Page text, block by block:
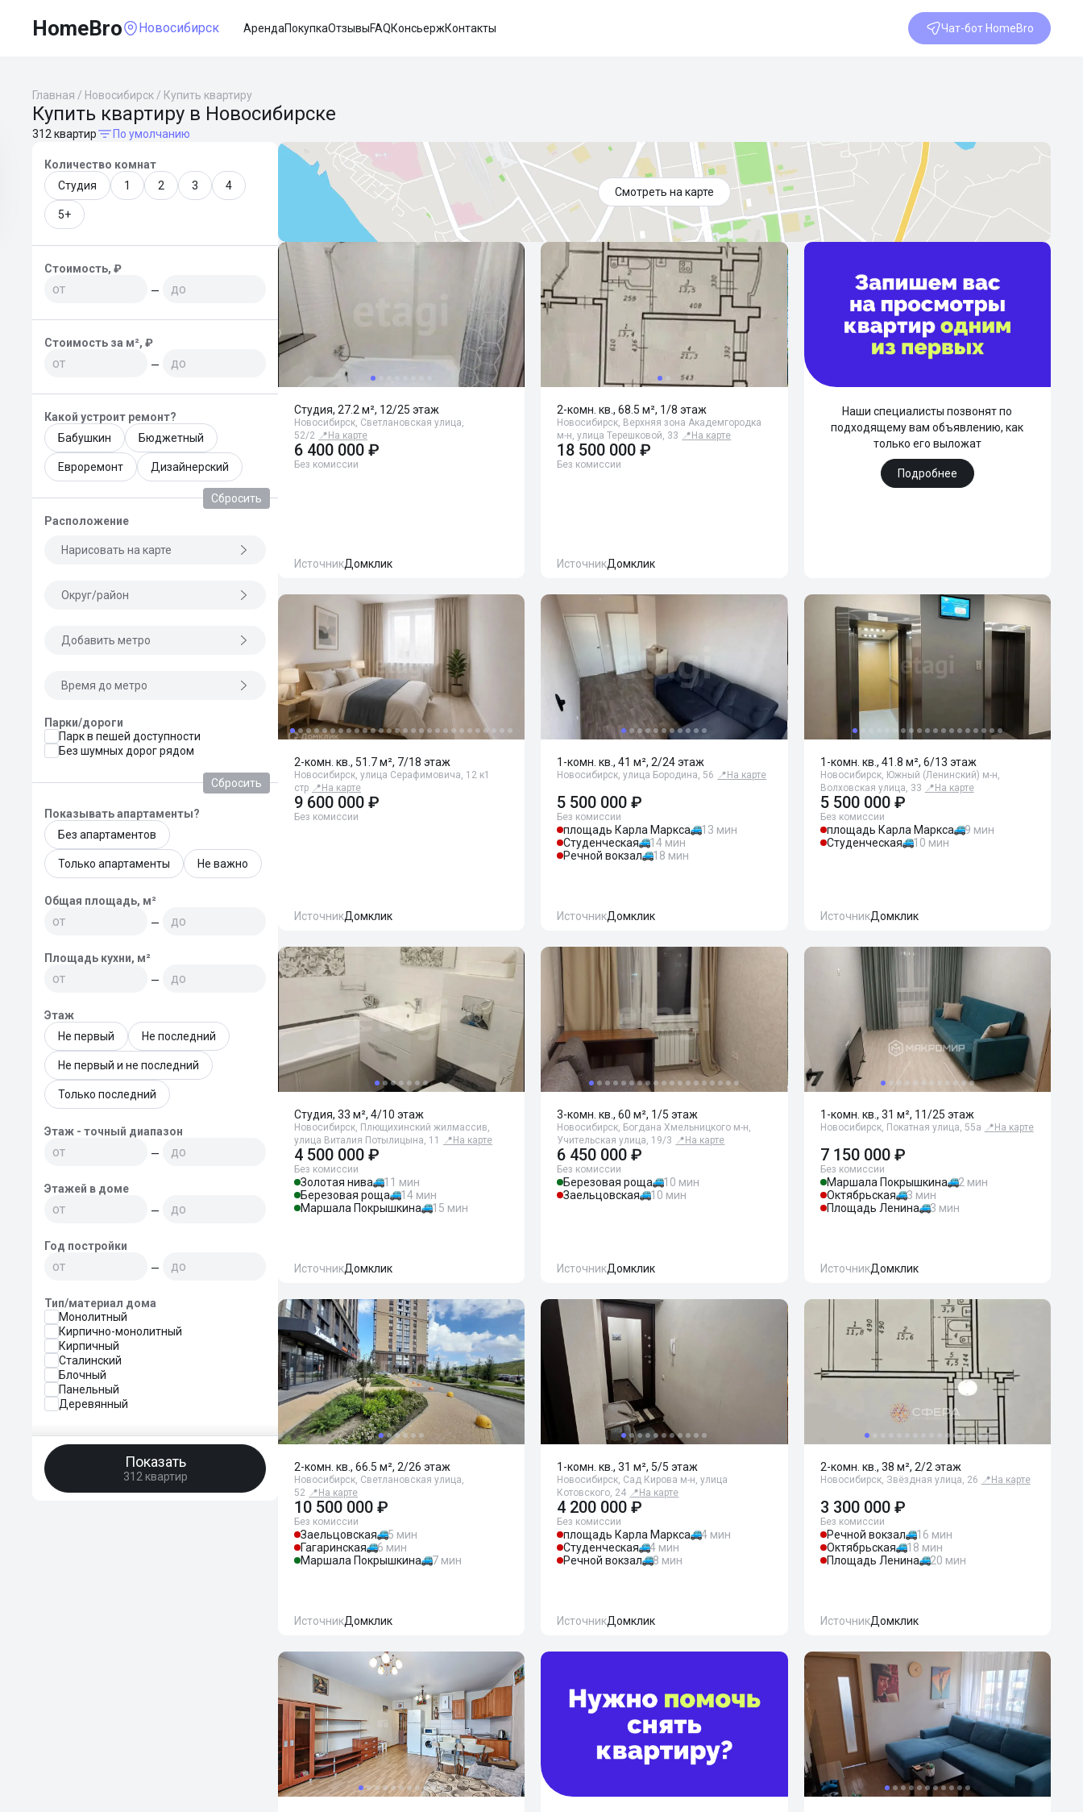
HomeBro Новосибирск АрендаПокупкаОтзывыFAQКонсьержКонтакты Чат-бот HomeBro
Главная / Новосибирск / Купить квартиру
Купить квартиру в Новосибирске
312 квартир По умолчанию
Количество комнат
Студия
1 2 3 4
5+
Стоимость, ₽
—
Стоимость за м², ₽
—
Какой устроит ремонт?
Бабушкин
Бюджетный
Евроремонт Дизайнерский
Сбросить
Расположение
Нарисовать на карте
Округ/район
Добавить метро
Время до метро
Парки/дороги
Парк в пешей доступности
Без шумных дорог рядом
Сбросить
Показывать апартаменты?
Без апартаментов
Только апартаменты Не важно
Общая площадь, м²
—
Площадь кухни, м²
—
Этаж
Не первый
Не последний
Не первый и не последний
Только последний
Этаж - точный диапазон
—
Этажей в доме
—
Год постройки
—
Тип/материал дома
Монолитный
Кирпично-монолитный
Кирпичный
Сталинский
Блочный
Панельный
Деревянный
Показать
312 квартир
Смотреть на карте
Студия, 27.2 м², 12/25 этаж
Новосибирск, Светлановская улица,
52/2 📍 На карте
6 400 000 ₽
Без комиссии
ИсточникДомклик
2-комн. кв., 68.5 м², 1/8 этаж
Новосибирск, Верхняя зона Академгородка
м-н, улица Терешковой, 33 📍 На карте
18 500 000 ₽
Без комиссии
ИсточникДомклик
Наши специалисты позвонят по
подходящему вам объявлению, как
только его выложат
Подробнее
2-комн. кв., 51.7 м², 7/18 этаж
Новосибирск, улица Серафимовича, 12 к1
стр 📍 На карте
9 600 000 ₽
Без комиссии
ИсточникДомклик
1-комн. кв., 41 м², 2/24 этаж
Новосибирск, улица Бородина, 56 📍 На карте
5 500 000 ₽
Без комиссии
площадь Карла Маркса
13 мин
Студенческая
14 мин
Речной вокзал
18 мин
ИсточникДомклик
1-комн. кв., 41.8 м², 6/13 этаж
Новосибирск, Южный (Ленинский) м-н,
Волховская улица, 33 📍 На карте
5 500 000 ₽
Без комиссии
площадь Карла Маркса
9 мин
Студенческая
10 мин
ИсточникДомклик
Студия, 33 м², 4/10 этаж
Новосибирск, Плющихинский жилмассив,
улица Виталия Потылицына, 11
📍 На карте
4 500 000 ₽
Без комиссии
Золотая нива
11 мин
Березовая роща
14 мин
Маршала Покрышкина
15 мин
ИсточникДомклик
3-комн. кв., 60 м², 1/5 этаж
Новосибирск, Богдана Хмельницкого м-н,
Учительская улица, 19/3 📍 На карте
6 450 000 ₽
Без комиссии
Березовая роща
10 мин
Заельцовская
10 мин
ИсточникДомклик
1-комн. кв., 31 м², 11/25 этаж
Новосибирск, Покатная улица, 55а 📍 На карте
7 150 000 ₽
Без комиссии
Маршала Покрышкина
2 мин
Октябрьская
3 мин
Площадь Ленина
3 мин
ИсточникДомклик
2-комн. кв., 66.5 м², 2/26 этаж
Новосибирск, Светлановская улица,
52 📍 На карте
10 500 000 ₽
Без комиссии
Заельцовская
5 мин
Гагаринская
6 мин
Маршала Покрышкина
7 мин
ИсточникДомклик
1-комн. кв., 31 м², 5/5 этаж
Новосибирск, Сад Кирова м-н, улица
Котовского, 24 📍 На карте
4 200 000 ₽
Без комиссии
площадь Карла Маркса
4 мин
Студенческая
4 мин
Речной вокзал
8 мин
ИсточникДомклик
2-комн. кв., 38 м², 2/2 этаж
Новосибирск, Звёздная улица, 26 📍 На карте
3 300 000 ₽
Без комиссии
Речной вокзал
16 мин
Октябрьская
18 мин
Площадь Ленина
20 мин
ИсточникДомклик